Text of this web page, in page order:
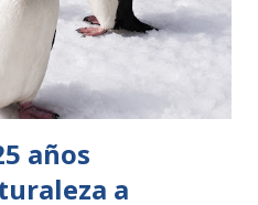
años
a